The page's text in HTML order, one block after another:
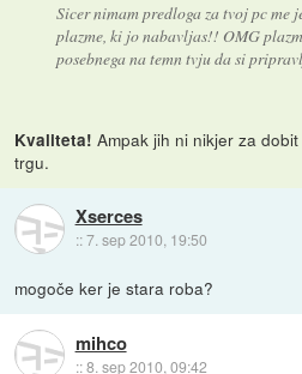
Sicer nimam predloga za tvoj pc me
plazme, ki jo nabavljas!! OMG
posebnega na temn tvju da si
Kvaliteta! Ampak jih ni nikjer za
trgu.
Xserces
::7. sep 2010, 19:50
mogoče ker je stara roba?
mihco
::8. sep 2010, 09:42